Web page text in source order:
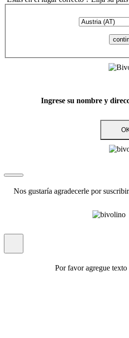
Ingrese su nombre y
Nos gustaría agradecerle por
Por favor agregue texto